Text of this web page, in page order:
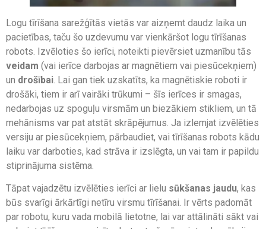
Logu tīrīšana sarežģītās vietās var aizņemt daudz laika un
pacietības, taču šo uzdevumu var vienkāršot logu tīrīšanas
robots. Izvēloties šo ierīci, noteikti pievērsiet uzmanību tās
veidam (vai ierīce darbojas ar magnētiem vai piesūcekņiem)
un drošībai. Lai gan tiek uzskatīts, ka magnētiskie roboti ir
drošāki, tiem ir arī vairāki trūkumi – šīs ierīces ir smagas,
nedarbojas uz spoguļu virsmām un biezākiem stikliem, un tā
mehānisms var pat atstāt skrāpējumus. Ja izlemjat izvēlēties
versiju ar piesūcekņiem, pārbaudiet, vai tīrīšanas robots kādu
laiku var darboties, kad strāva ir izslēgta, un vai tam ir papildu
stiprinājuma sistēma.
Tāpat vajadzētu izvēlēties ierīci ar lielu sūkšanas jaudu, kas
būs svarīgi ārkārtīgi netīru virsmu tīrīšanai. Ir vērts padomāt
par robotu, kuru vada mobilā lietotne, lai var attālināti sākt vai